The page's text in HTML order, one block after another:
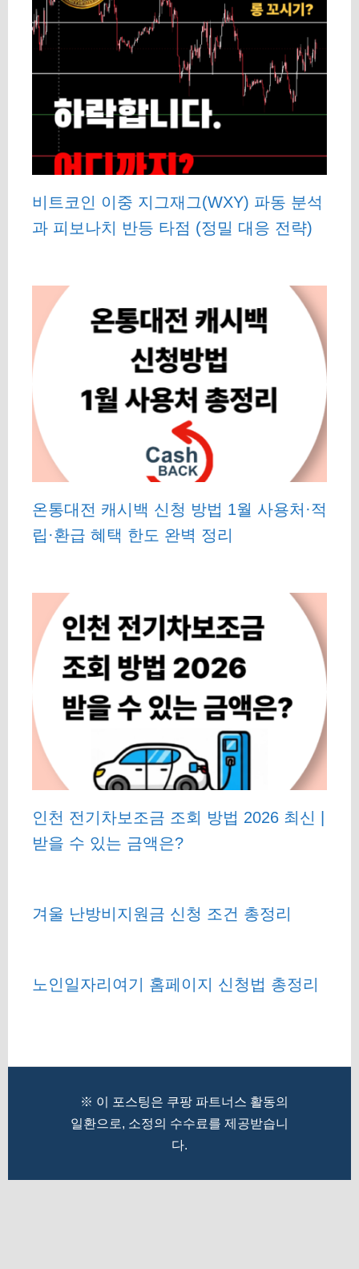
비트코인 이중 지그재그(WXY) 파동 분석
과 피보나치 반등 타점 (정밀 대응 전략)
온통대전 캐시백 신청 방법 1월 사용처·적
립·환급 혜택 한도 완벽 정리
인천 전기차보조금 조회 방법 2026 최신 |
받을 수 있는 금액은?
겨울 난방비지원금 신청 조건 총정리
노인일자리여기 홈페이지 신청법 총정리
※ 이 포스팅은 쿠팡 파트너스 활동의
일환으로, 소정의 수수료를 제공받습니
다.